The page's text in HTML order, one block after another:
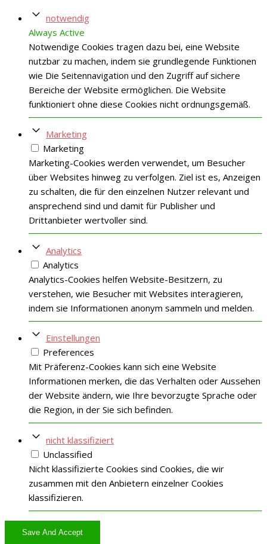
notwendig
Always Active
Notwendige Cookies tragen dazu bei, eine Website
nutzbar zu machen, indem sie grundlegende Funktionen
wie Die Seitennavigation und den Zugriff auf sichere
Bereiche der Website ermöglichen. Die Website
funktioniert ohne diese Cookies nicht ordnungsgemäß.
Marketing
Marketing
Marketing-Cookies werden verwendet, um Besucher
über Websites hinweg zu verfolgen. Ziel ist es, Anzeigen
zu schalten, die für den einzelnen Nutzer relevant und
ansprechend sind und damit für Publisher und
Drittanbieter wertvoller sind.
Analytics
Analytics
Analytics-Cookies helfen Website-Besitzern, zu
verstehen, wie Besucher mit Websites interagieren,
indem sie Informationen anonym sammeln und melden.
Einstellungen
Preferences
Mit Präferenz-Cookies kann sich eine Website
Informationen merken, die das Verhalten oder Aussehen
der Website ändern, wie Ihre bevorzugte Sprache oder
die Region, in der Sie sich befinden.
nicht klassifiziert
Unclassified
Nicht klassifizierte Cookies sind Cookies, die wir
zusammen mit den Anbietern einzelner Cookies
klassifizieren.
Save And Accept